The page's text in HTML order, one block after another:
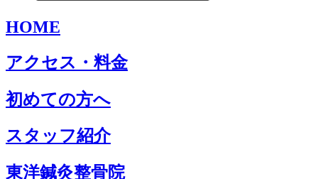
HOME
アクセス・料金
初めての方へ
スタッフ紹介
東洋鍼灸整骨院